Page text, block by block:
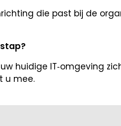
die past bij de
huidige IT‑omgeving
u mee.